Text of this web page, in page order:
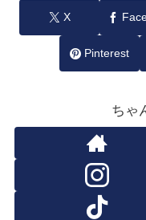
X
Pinterest
ちゃ